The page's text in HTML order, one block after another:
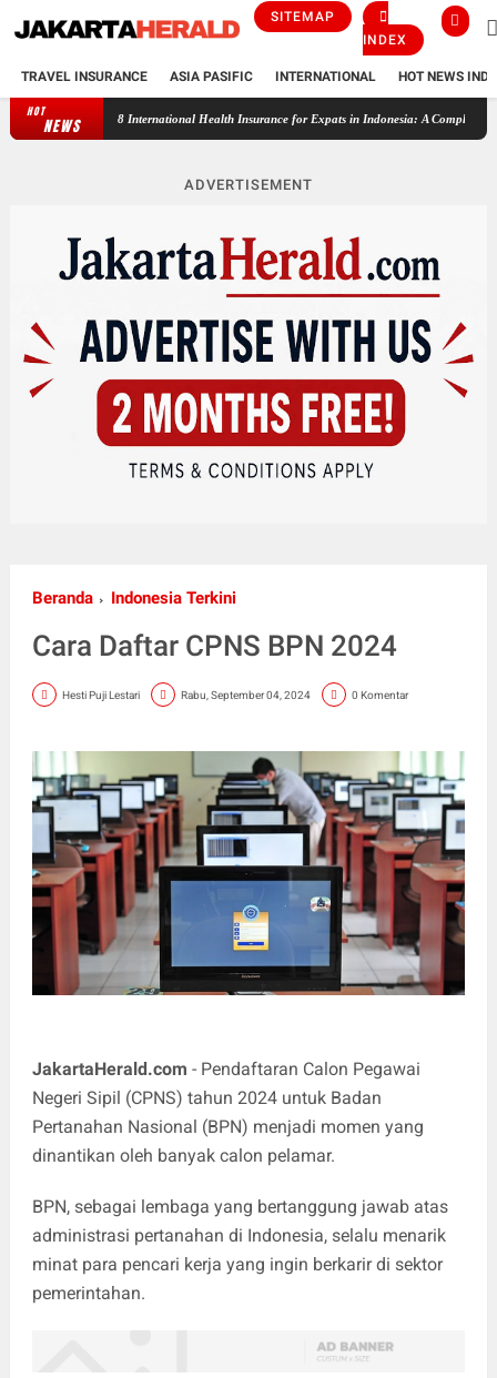
SITEMAP
INDEX
TRAVEL INSURANCE ASIA PASIFIC INTERNATIONAL HOT NEWS
HOT
NEWS Bali vs Thailand: Which Is Better for Your Next Vacation? 8 International
ADVERTISEMENT
Beranda Indonesia Terkini
Cara Daftar CPNS BPN 2024
Hesti Puji Lestari Rabu, September 04, 2024 0 Komentar
JakartaHerald.com - Pendaftaran Calon Pegawai
Negeri Sipil (CPNS) tahun 2024 untuk Badan
Pertanahan Nasional (BPN) menjadi momen yang
dinantikan oleh banyak calon pelamar.
BPN, sebagai lembaga yang bertanggung jawab atas
administrasi pertanahan di Indonesia, selalu menarik
minat para pencari kerja yang ingin berkarir di sektor
pemerintahan.